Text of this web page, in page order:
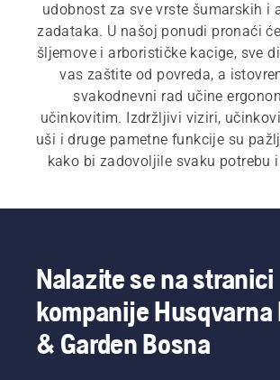
udobnost za sve vrste šumarskih i
zadataka. U našoj ponudi pronaći
šljemove i arborističke kacige, sve
vas zaštite od povreda, a
svakodnevni rad učine
učinkovitim. Izdržljivi viziri,
uši i druge pametne funkcije su
kako bi zadovoljile svaku potrebu
motornom testerom, naš asortiman
testerom, zaštitne jakne za rad s
testerom, zaštitne čizme za rad s
testerom, zaštitne rukavice za rad
testerom i druge bitne
Nalazite se na stranici
kompanije Husqvarna
& Garden Bosna